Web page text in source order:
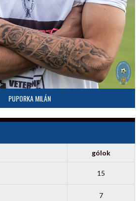
PUPORKA MILÁN
gólok
15
7